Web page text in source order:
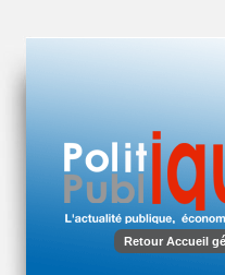
Retour Accueil